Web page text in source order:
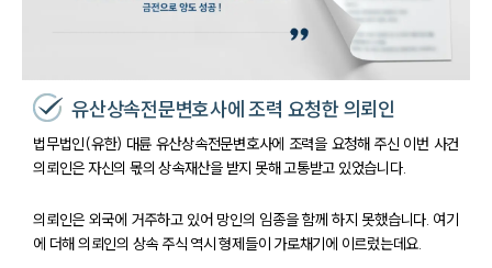
유산상속전문변호사에 조력 요청한 의뢰인
법무법인(유한) 대륜 유산상속전문변호사에 조력을 요청해 주신 이번 사건
의뢰인은 자신의 몫의 상속재산을 받지 못해 고통받고 있었습니다.
의뢰인은 외국에 거주하고 있어 망인의 임종을 함께 하지 못했습니다. 여기
에 더해 의뢰인의 상속 주식 역시 형제들이 가로채기에 이르렀는데요.